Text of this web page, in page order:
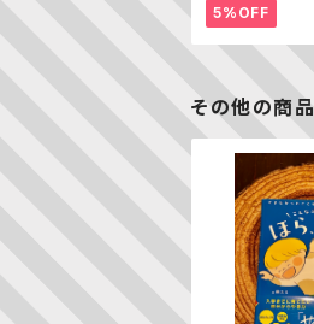
5%OFF
その他の商品